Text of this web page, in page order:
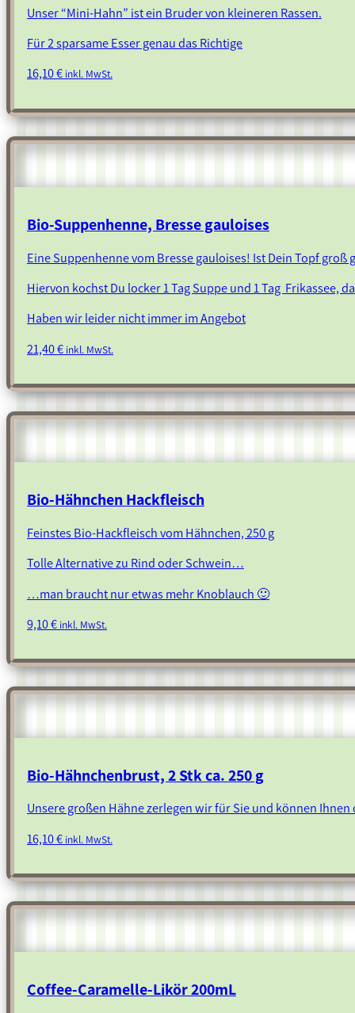
Unser “Mini-Hahn” ist ein Bruder von kleineren Rassen.
Für 2 sparsame Esser genau das Richtige
16,10€ inkl. MwSt.
Bio-Suppenhenne, Bresse gauloises
Eine Suppenhenne vom Bresse gauloises! Ist Dein Topf groß
Hiervon kochst Du locker 1 Tag Suppe und 1 Tag Frikassee,
Haben wir leider nicht immer im Angebot
21,40€ inkl. MwSt.
Bio-Hähnchen Hackfleisch
Feinstes Bio-Hackfleisch vom Hähnchen, 250 g
Tolle Alternative zu Rind oder Schwein…
…man braucht nur etwas mehr Knoblauch 🙂
9,10€ inkl. MwSt.
Bio-Hähnchenbrust, 2 Stk ca. 250 g
Unsere großen Hähne zerlegen wir für Sie und können
16,10€ inkl. MwSt.
Coffee-Caramelle-Likör 200mL